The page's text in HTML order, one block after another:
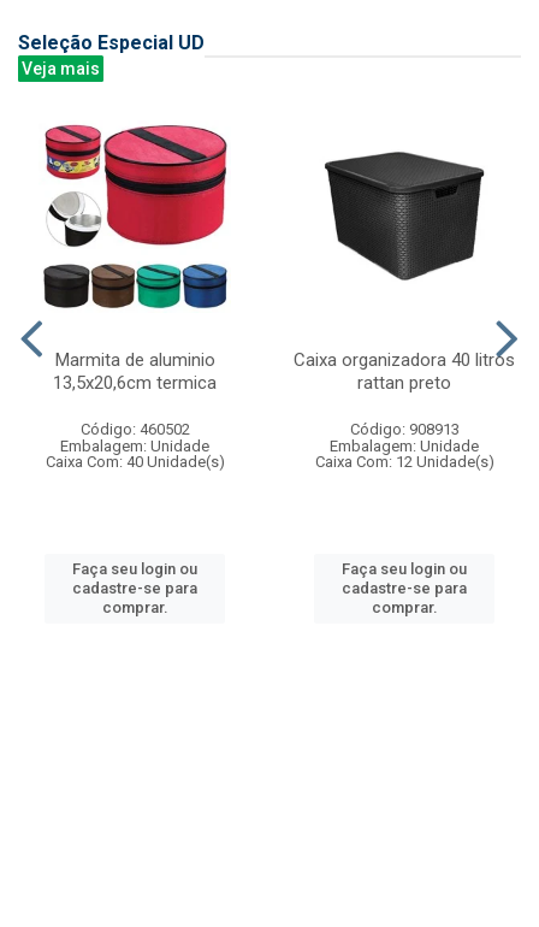
Seleção Especial UD
Veja mais
Marmita de aluminio
13,5x20,6cm termica
Código: 460502
Embalagem: Unidade
Caixa Com: 40 Unidade(s)
Faça seu login ou
cadastre-se para
comprar.
Caixa organizadora 40 litros
rattan preto
Código: 908913
Embalagem: Unidade
Caixa Com: 12 Unidade(s)
Faça seu login ou
cadastre-se para
comprar.